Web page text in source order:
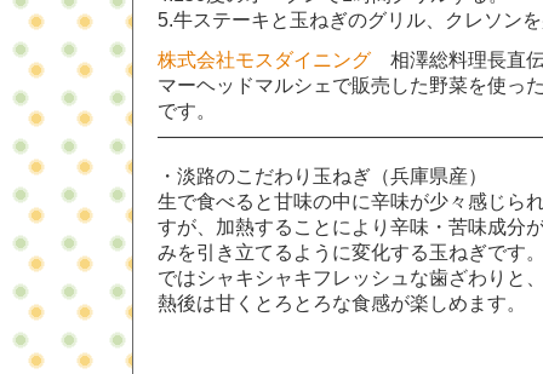
5.牛ステーキと玉ねぎのグリル、クレソン
株式会社モスダイニング 相澤総料理長直
マーヘッドマルシェで販売した野菜を使っ
です。
・淡路のこだわり玉ねぎ（兵庫県産）
生で食べると甘味の中に辛味が少々感じら
すが、加熱することにより辛味・苦味成分
みを引き立てるように変化する玉ねぎです
ではシャキシャキフレッシュな歯ざわりと
熱後は甘くとろとろな食感が楽しめます。